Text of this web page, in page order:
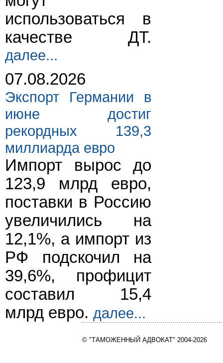
использоваться в
качестве ДТ.
далее...
07.08.2026
Экспорт Германии в
июне достиг
рекордных 139,3
миллиарда евро
Импорт вырос до
123,9 млрд евро,
поставки в Россию
увеличились на
12,1%, а импорт из
РФ подскочил на
39,6%, профицит
составил 15,4
млрд евро. далее...
© "ТАМОЖЕННЫЙ АДВОКАТ" 2004-2026